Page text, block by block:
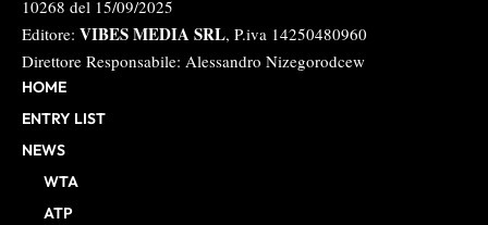
10268 del 15/09/2025
Editore: VIBES MEDIA SRL, P.iva 14250480960
Direttore Responsabile: Alessandro Nizegorodcew
HOME
ENTRY LIST
NEWS
WTA
ATP